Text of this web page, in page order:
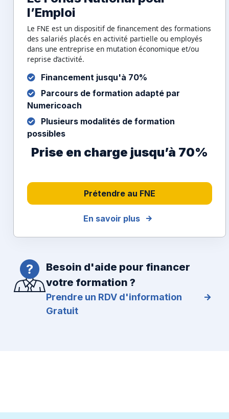
l’Emploi
Le FNE est un dispositif de financement des formations
des salariés placés en activité partielle ou employés
dans une entreprise en mutation économique et/ou
reprise d’activité.
Financement jusqu'à 70%
Parcours de formation adapté par
Numericoach
Plusieurs modalités de formation
possibles
Prise en charge jusqu’à 70%
Prétendre au FNE
En savoir plus
Besoin d'aide pour financer
votre formation ?
Prendre un RDV d'information
Gratuit